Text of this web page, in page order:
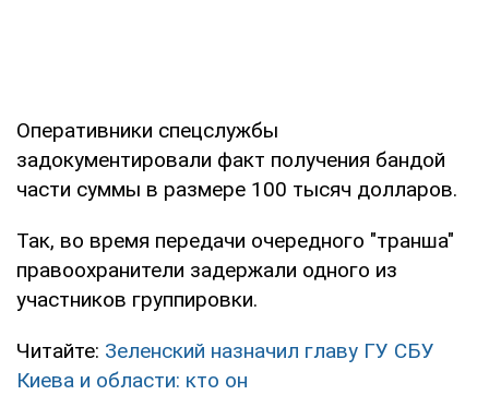
Оперативники спецслужбы
задокументировали факт получения бандой
части суммы в размере 100 тысяч долларов.
Так, во время передачи очередного "транша"
правоохранители задержали одного из
участников группировки.
Читайте: Зеленский назначил главу ГУ СБУ
Киева и области: кто он